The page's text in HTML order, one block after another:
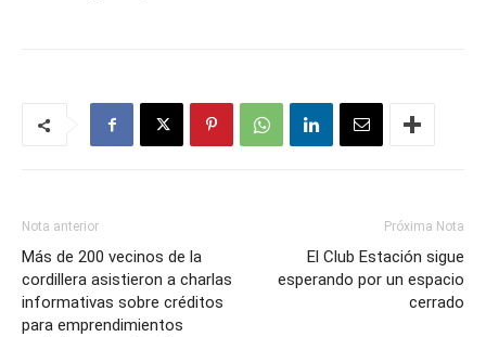
Nota anterior
Más de 200 vecinos de la
cordillera asistieron a charlas
informativas sobre créditos
para emprendimientos
Próxima Nota
El Club Estación sigue
esperando por un espacio
cerrado